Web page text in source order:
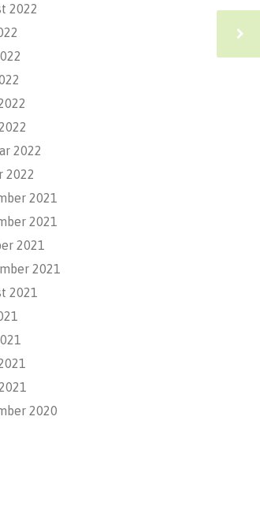
2022
2022
2022
2021
2021
2021
2021
2021
2020